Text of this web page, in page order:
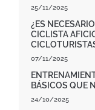
25/11/2025
¿ES
CICLISTA
07/11/2025
BÁSICOS QUE
24/10/2025